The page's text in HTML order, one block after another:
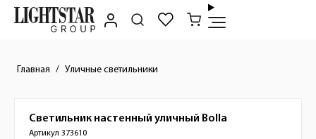
Главная Уличные светильники
Краткое описание товара
Светильник настенный уличный Bolla
Артикул 373610